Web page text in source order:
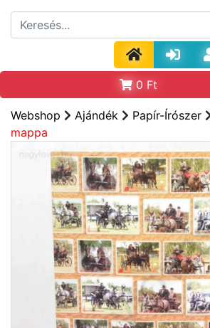
0 Ft
Webshop Ajándék Papír-Írószer
mappa